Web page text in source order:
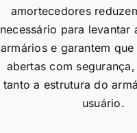
amortecedores
necessário para levantar
armários e garantem que
abertas com
tanto a estrutura do
usuário.